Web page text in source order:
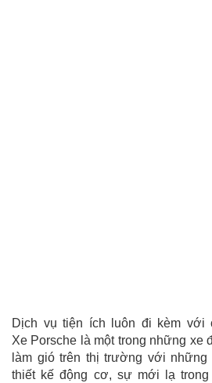
Dịch vụ tiện ích luôn đi kèm với
Xe Porsche là một trong những xe
làm gió trên thị trường với
thiết kế động cơ, sự mới lạ